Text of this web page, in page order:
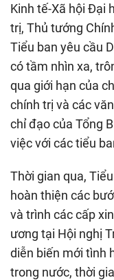
Kinh tế-Xã hội Đại
trị, Thủ tướng
Tiểu ban yêu cầu
có tầm nhìn xa,
qua giới hạn của
chính trị và các
chỉ đạo của Tổng
việc với các tiểu
Thời gian qua,
hoàn thiện các
và trình các cấp
ương tại Hội nghị
diễn biến mới tình
trong nước, thời